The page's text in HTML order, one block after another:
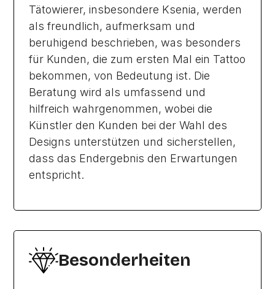
Tätowierer, insbesondere Ksenia, werden
als freundlich, aufmerksam und
beruhigend beschrieben, was besonders
für Kunden, die zum ersten Mal ein Tattoo
bekommen, von Bedeutung ist. Die
Beratung wird als umfassend und
hilfreich wahrgenommen, wobei die
Künstler den Kunden bei der Wahl des
Designs unterstützen und sicherstellen,
dass das Endergebnis den Erwartungen
entspricht.
Besonderheiten